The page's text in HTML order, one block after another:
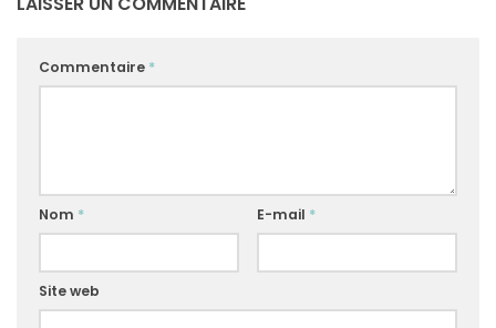
Commentaire *
Nom * E-mail *
Site web